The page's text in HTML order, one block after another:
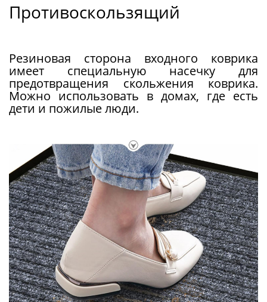
Противоскользящий
Резиновая сторона входного коврика
имеет специальную насечку для
предотвращения скольжения коврика.
Можно использовать в домах, где есть
дети и пожилые люди.